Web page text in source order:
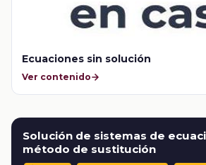
Ecuaciones sin solución
Ver contenido
Solución de sistemas de
método de sustitución